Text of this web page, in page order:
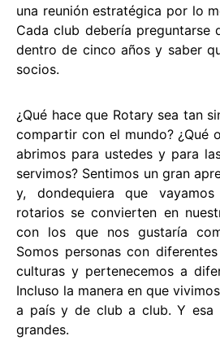
una reunión estratégica por lo
Cada club debería preguntarse
dentro de cinco años y saber
socios.
¿Qué hace que Rotary sea tan
compartir con el mundo? ¿Qué
abrimos para ustedes y para
servimos? Sentimos un gran
y, dondequiera que
rotarios se convierten en
con los que nos gustaría
Somos personas con
culturas y pertenecemos a
Incluso la manera en que
a país y de club a club. Y esa
grandes.